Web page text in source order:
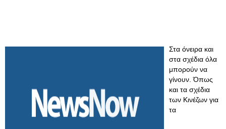
Στα όνειρα και
στα σχέδια όλα
μπορούν να
γίνουν. Όπως
και τα σχέδια
των Κινέζων για
τα